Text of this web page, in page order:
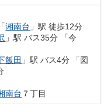
「湘南台 」駅 徒歩12分
」駅 バス35分 「今
飯田 」駅 バス4分 「図
南台 ７丁目